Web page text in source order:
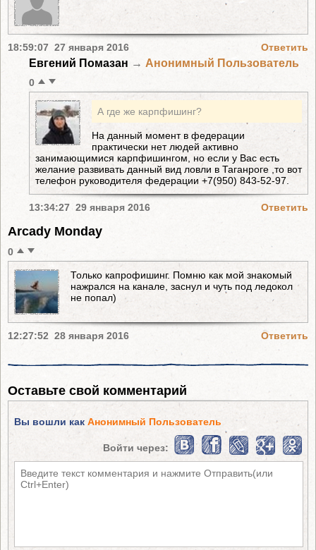
18:59:07 27 января 2016 Ответить
Евгений Помазан → Анонимный Пользователь
0
А где же карпфишинг?
На данный момент в федерации
практически нет людей активно
занимающимися карпфишингом, но если у Вас есть
желание развивать данный вид ловли в Таганроге ,то вот
телефон руководителя федерации +7(950) 843-52-97.
13:34:27 29 января 2016 Ответить
Arcady Monday
0
Только капрофишинг. Помню как мой знакомый
нажрался на канале, заснул и чуть под ледокол
не попал)
12:27:52 28 января 2016 Ответить
Оставьте свой комментарий
Вы вошли как Анонимный Пользователь
Войти через: